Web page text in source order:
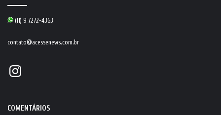
(11) 9 7272-4363
contato@acessenews.com.br
Instagram
COMENTÁRIOS